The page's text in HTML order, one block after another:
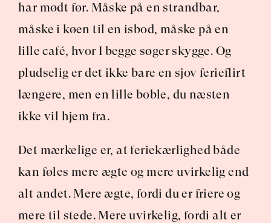
har mødt før. Måske på en strandbar,
måske i køen til en isbod, måske på en
lille café, hvor I begge søger skygge. Og
pludselig er det ikke bare en sjov ferieflirt
længere, men en lille boble, du næsten
ikke vil hjem fra.
Det mærkelige er, at feriekærlighed både
kan føles mere ægte og mere uvirkelig end
alt andet. Mere ægte, fordi du er friere og
mere til stede. Mere uvirkelig, fordi alt er